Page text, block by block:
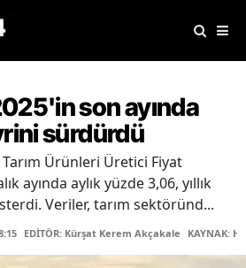
son ayında
sürdürdü
Ürünleri Üretici Fiyat
ayında aylık yüzde 3,06, yıllık
Veriler, tarım sektöründ...
EDİTÖR: Kürşat Kerem Akçakale KAYNAK: